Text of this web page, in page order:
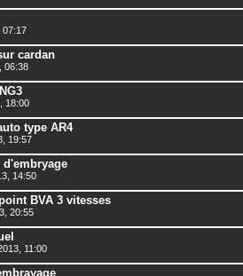
07:17
cardan
06:38
18:00
type AR4
19:57
14:50
BVA 3 vitesses
20:55
11:00